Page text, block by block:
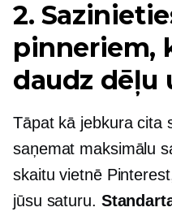
2.
pinneriem,
daudz dēļu
Tāpat kā jebkura cita
saņemat maksimālu
skaitu vietnē
jūsu saturu.